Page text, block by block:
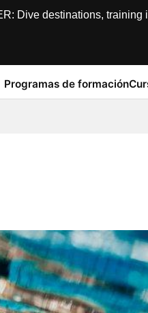
Dive destinations,
Programas de formación